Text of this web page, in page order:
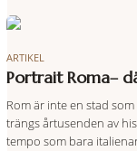
och sagolika landskap –
ARTIKEL
Portrait Roma–
Rom är inte en stad
trängs årtusenden av
tempo som bara